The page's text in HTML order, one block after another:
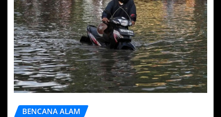
BENCANA ALAM